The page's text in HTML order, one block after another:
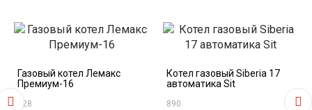
Газовый котел Лемакс
Премиум-16
828
Котел газовый Siberia 17
автоматика Sit
890